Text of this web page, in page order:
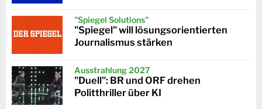
"Spiegel Solutions"
"Spiegel" will lösungsorientierten
Journalismus stärken
Ausstrahlung 2027
"Duell": BR und ORF drehen
Politthriller über KI